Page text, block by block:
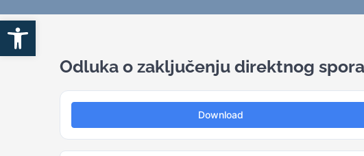
Open toolbar
Odluka o zaključenju direktnog
Download